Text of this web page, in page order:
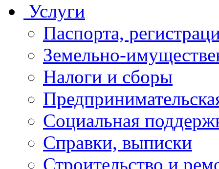
Услуги
Паспорта,
Земельно-
Налоги и сборы
Социальная
Справки, выписки
Строительство и